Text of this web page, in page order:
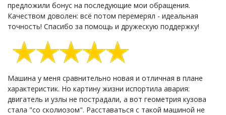
предложили бонус на последующие мои обращения.
Качеством доволен: всё потом перемерял - идеальная
точность! Спасибо за помощь и дружескую поддержку!
Машина у меня сравнительно новая и отличная в плане
характеристик. Но картину жизни испортила авария:
двигатель и узлы не пострадали, а вот геометрия кузова
стала "со сколиозом". Расставаться с такой машиной не